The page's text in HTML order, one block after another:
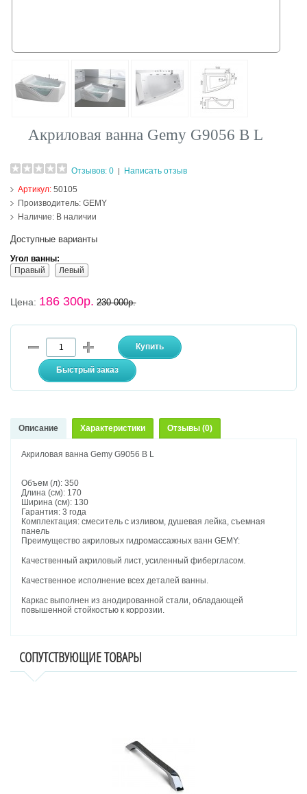
Акриловая ванна Gemy G9056 B L
Отзывов: 0
Написать отзыв
Артикул:50105
Производитель: GEMY
Наличие: В наличии
Доступные варианты
Угол ванны:
Правый
Левый
Цена: 186 300р. 230 000р.
Описание Характеристики Отзывы (0)
Акриловая ванна Gemy G9056 B L
Объем (л): 350
Длина (см): 170
Ширина (см): 130
Гарантия: 3 года
Комплектация: смеситель с изливом, душевая лейка, съемная
панель
Преимущество акриловых гидромассажных ванн GEMY:
Качественный акриловый лист, усиленный фибергласом.
Качественное исполнение всех деталей ванны.
Каркас выполнен из анодированной стали, обладающей
повышенной стойкостью к коррозии.
СОПУТСТВУЮЩИЕ ТОВАРЫ